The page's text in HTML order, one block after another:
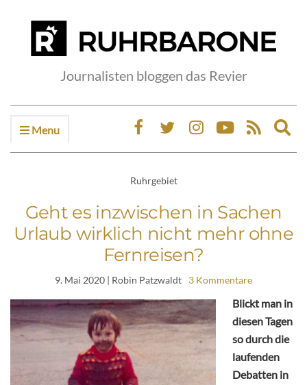
Journalisten bloggen das Revier
Menu
Ruhrgebiet
Geht es inzwischen in Sachen
Urlaub wirklich nicht mehr ohne
Fernreisen?
9. Mai 2020 | Robin Patzwaldt 3 Kommentare
Blickt man in
diesen Tagen
so durch die
laufenden
Debatten in